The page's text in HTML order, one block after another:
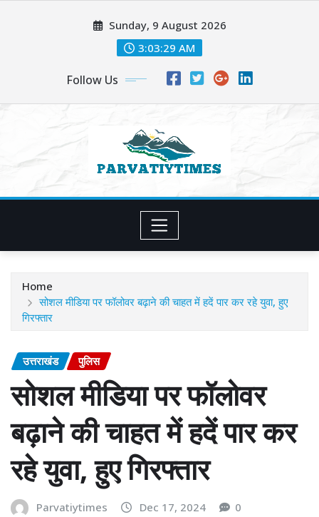
Sunday, 9 August 2026
3:03:31 AM
Follow Us
Home
सोशल मीडिया पर फॉलोवर बढ़ाने की चाहत में हदें पार कर रहे युवा, हुए
गिरफ्तार
उत्तराखंड पुलिस
सोशल मीडिया पर फॉलोवर
बढ़ाने की चाहत में हदें पार कर
रहे युवा, हुए गिरफ्तार
Parvatiytimes Dec 17, 2024 0